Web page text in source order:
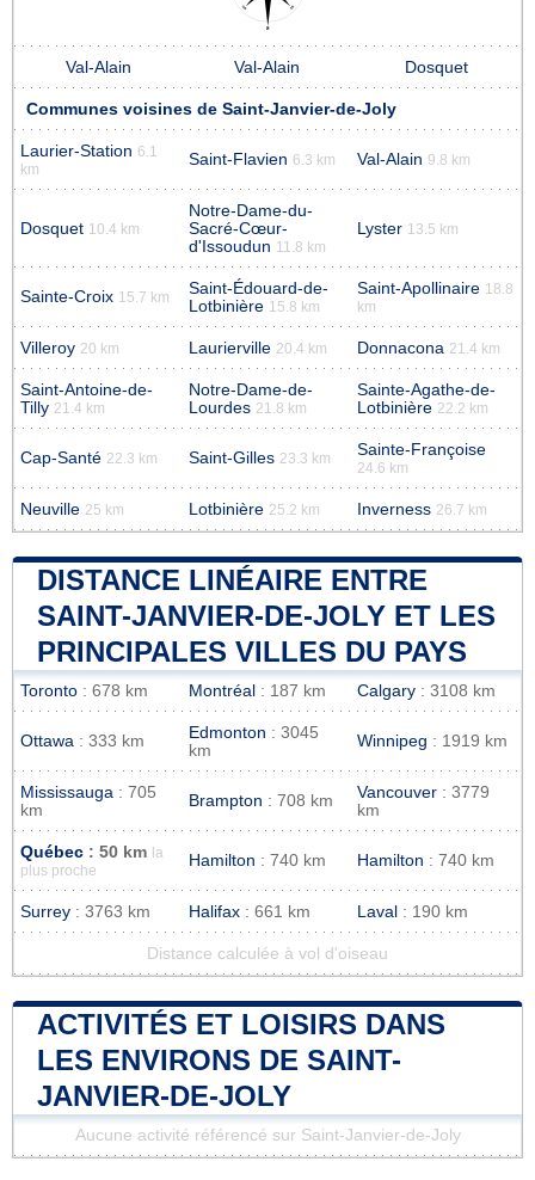
Val-Alain Val-Alain Dosquet
Communes voisines de Saint-Janvier-de-Joly
Laurier-Station 6.1
km
Saint-Flavien 6.3 km Val-Alain 9.8 km
Dosquet 10.4 km
Notre-Dame-du-
Sacré-Cœur-
d'Issoudun 11.8 km
Lyster 13.5 km
Sainte-Croix 15.7 km
Saint-Édouard-de-
Lotbinière 15.8 km
Saint-Apollinaire 18.8
km
Villeroy 20 km Laurierville 20.4 km Donnacona 21.4 km
Saint-Antoine-de-
Tilly 21.4 km
Notre-Dame-de-
Lourdes 21.8 km
Sainte-Agathe-de-
Lotbinière 22.2 km
Cap-Santé 22.3 km Saint-Gilles 23.3 km Sainte-Françoise
24.6 km
Neuville 25 km Lotbinière 25.2 km Inverness 26.7 km
DISTANCE LINÉAIRE ENTRE
SAINT-JANVIER-DE-JOLY ET LES
PRINCIPALES VILLES DU PAYS
Toronto : 678 km Montréal : 187 km Calgary : 3108 km
Ottawa : 333 km Edmonton : 3045
km
Winnipeg : 1919 km
Mississauga : 705
km
Brampton : 708 km Vancouver : 3779
km
Québec : 50 km
la
plus proche
Hamilton : 740 km Hamilton : 740 km
Surrey : 3763 km Halifax : 661 km Laval : 190 km
Distance calculée à vol d'oiseau
ACTIVITÉS ET LOISIRS DANS
LES ENVIRONS DE SAINT-
JANVIER-DE-JOLY
Aucune activité référencé sur Saint-Janvier-de-Joly